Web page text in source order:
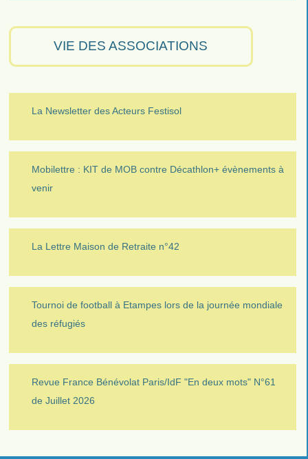
VIE DES ASSOCIATIONS
La Newsletter des Acteurs Festisol
Mobilettre : KIT de MOB contre Décathlon+ évènements à
venir
La Lettre Maison de Retraite n°42
Tournoi de football à Etampes lors de la journée mondiale
des réfugiés
Revue France Bénévolat Paris/IdF "En deux mots" N°61
de Juillet 2026